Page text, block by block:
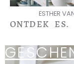
ESTHER
ONTDEK ES.